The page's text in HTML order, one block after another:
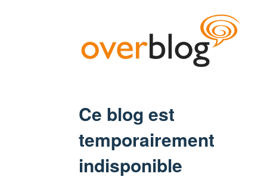
Ce blog est
temporairement
indisponible